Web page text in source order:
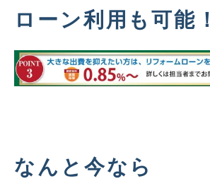
ローン利用も可能！
なんと今なら